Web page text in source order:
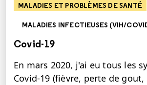
MALADIES ET PROBLÈMES DE SANTÉ
MALADIES INFECTIEUSES (VIH/
Covid-19
En mars 2020, j'ai eu tous les
Covid-19 (fièvre, perte de